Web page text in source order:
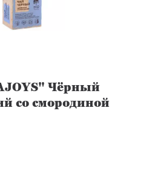
Чёрный
со смородиной